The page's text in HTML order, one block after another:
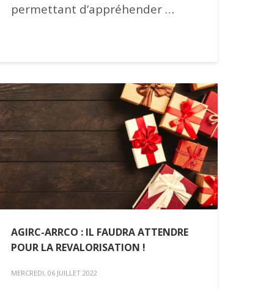
permettant d’appréhender …
AGIRC-ARRCO : IL FAUDRA ATTENDRE
POUR LA REVALORISATION !
MERCREDI, 06 JUILLET 2022